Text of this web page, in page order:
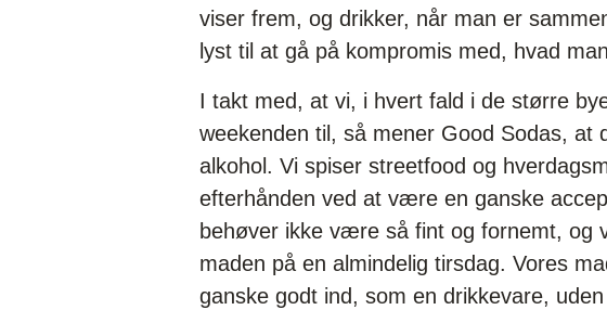
viser frem, og drikker, når man er
lyst til at gå på kompromis med, hvad
I takt med, at vi, i hvert fald i de større
weekenden til, så mener Good Sodas, at
alkohol. Vi spiser streetfood og
efterhånden ved at være en ganske
behøver ikke være så fint og fornemt, og
maden på en almindelig tirsdag. Vores
ganske godt ind, som en drikkevare,